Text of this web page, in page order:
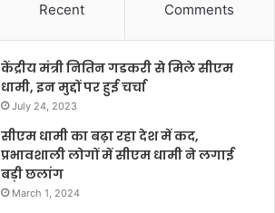
Recent Comments
केंद्रीय मंत्री नितिन गडकरी से मिले सीएम
धामी, इन मुद्दों पर हुई चर्चा
July 24, 2023
सीएम धामी का बढ़ा रहा देश में कद,
प्रभावशाली लोगों में सीएम धामी ने लगाई
बड़ी छलांग
March 1, 2024